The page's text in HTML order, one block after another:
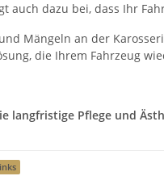
dazu bei, dass Ihr
Mängeln an der
die Ihrem Fahrzeug
langfristige Pflege und